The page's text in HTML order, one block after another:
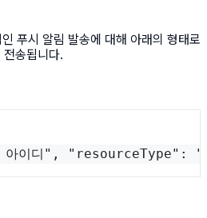
푸시 알림 발송에 대해 아래의 형태로
송됩니다.
이디", "resourceType":